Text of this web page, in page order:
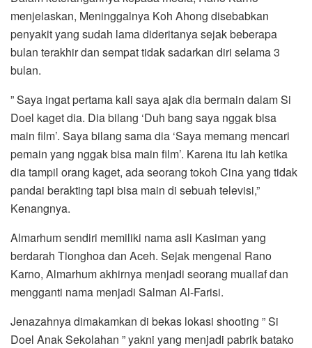
menjelaskan, Meninggalnya Koh Ahong disebabkan
penyakit yang sudah lama dideritanya sejak beberapa
bulan terakhir dan sempat tidak sadarkan diri selama 3
bulan.
” Saya ingat pertama kali saya ajak dia bermain dalam Si
Doel kaget dia. Dia bilang ‘Duh bang saya nggak bisa
main film’. Saya bilang sama dia ‘Saya memang mencari
pemain yang nggak bisa main film’. Karena itu lah ketika
dia tampil orang kaget, ada seorang tokoh Cina yang tidak
pandai berakting tapi bisa main di sebuah televisi,”
Kenangnya.
Almarhum sendiri memiliki nama asli Kasiman yang
berdarah Tionghoa dan Aceh. Sejak mengenal Rano
Karno, Almarhum akhirnya menjadi seorang muallaf dan
mengganti nama menjadi Salman Al-Farisi.
Jenazahnya dimakamkan di bekas lokasi shooting ” Si
Doel Anak Sekolahan ” yakni yang menjadi pabrik batako